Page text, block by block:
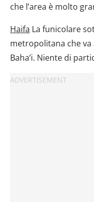
che l’area è molto
Haifa La funicolare
metropolitana che
Baha’i. Niente di